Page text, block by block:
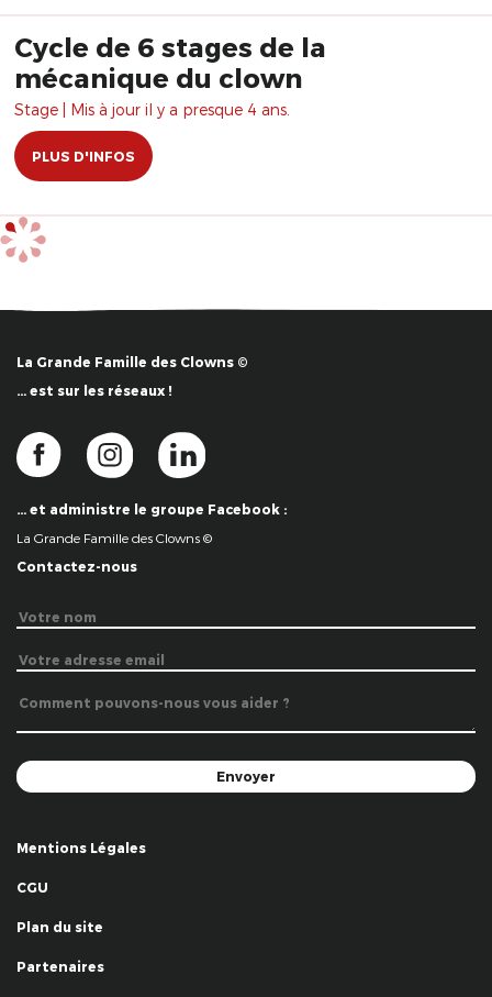
Cycle de 6 stages de la
mécanique du clown
Stage | Mis à jour il y a presque 4 ans.
PLUS D'INFOS
La Grande Famille des Clowns ©
… est sur les réseaux !
… et administre le groupe Facebook :
La Grande Famille des Clowns ©
Contactez-nous
Mentions Légales
CGU
Plan du site
Partenaires